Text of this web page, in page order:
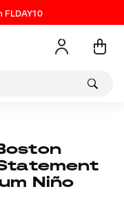
FLDAY10
Niño